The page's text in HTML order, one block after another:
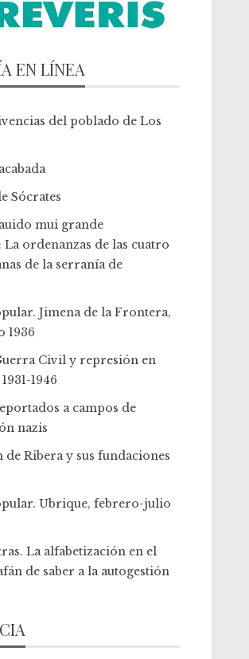
EN LÍNEA
del poblado de Los
Sócrates
mui grande
La ordenanzas de las cuatro
de la serranía de
Jimena de la Frontera,
1936
Civil y represión en
1946
a campos de
nazis
de Ribera y sus fundaciones
Ubrique, febrero-julio
La alfabetización en el
de saber a la autogestión